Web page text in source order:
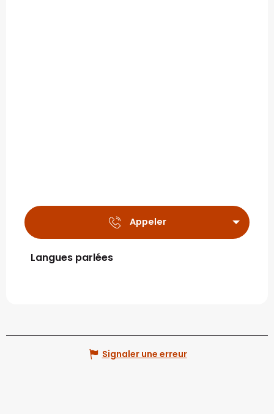
Appeler
Langues parlées
Langues parlées
Signaler une erreur